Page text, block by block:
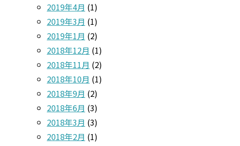
2019年4月 (1)
2019年3月 (1)
2019年1月 (2)
2018年12月 (1)
2018年11月 (2)
2018年10月 (1)
2018年9月 (2)
2018年6月 (3)
2018年3月 (3)
2018年2月 (1)